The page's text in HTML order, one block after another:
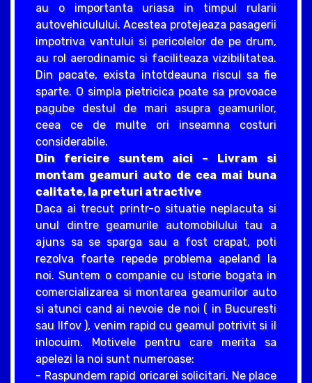
au o importanta uriasa in timpul rularii
autovehiculului. Acestea protejeaza pasagerii
impotriva vantului si pericolelor de pe drum,
au rol aerodinamic si faciliteaza vizibilitatea.
Din pacate, exista intotdeauna riscul sa fie
sparte. O simpla pietricica poate sa provoace
pagube destul de mari asupra geamurilor,
ceea ce de multe ori inseamna costuri
considerabile.
Din fericire suntem aici – Livram si
montam geamuri auto de cea mai buna
calitate, la preturi atractive
Daca ai trecut printr-o situatie neplacuta si
unul dintre geamurile automobilului tau a
ajuns sa se sparga sau a fost crapat, poti
rezolva foarte repede problema apeland la
noi. Suntem o companie cu istorie bogata in
comercializarea si montarea geamurilor auto
si atunci cand ai nevoie de noi ( in Bucuresti
sau Ilfov ), venim rapid cu geamul potrivit si il
inlocuim. Motivele pentru care merita sa
apelezi la noi sunt numeroase:
- Raspundem rapid oricarei solicitari. Ne place